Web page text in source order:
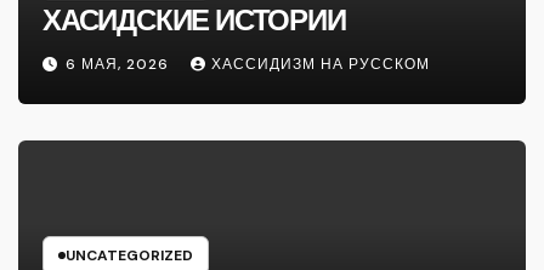
ХАСИДСКИЕ ИСТОРИИ
6 МАЯ, 2026 ХАССИДИЗМ НА РУССКОМ
UNCATEGORIZED